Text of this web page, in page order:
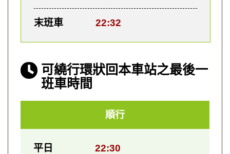
末班車 22:32
可繞行環狀回本車站之最後一
班車時間
順行
平日 22:30